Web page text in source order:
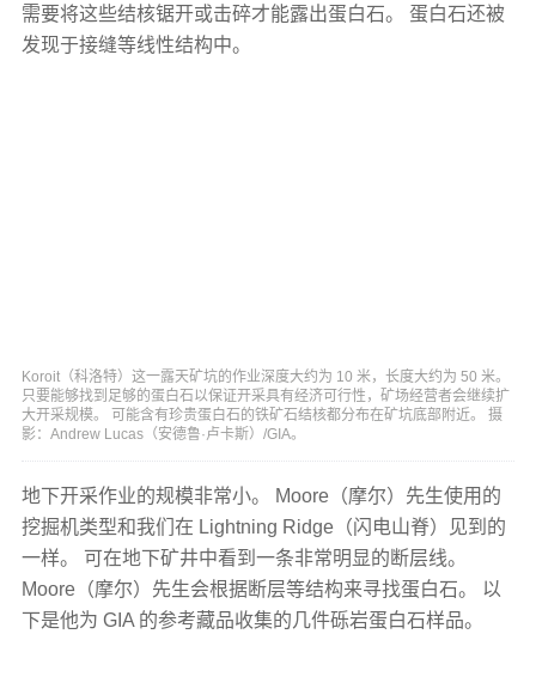
需要将这些结核锯开或击碎才能露出蛋白石。 蛋白石还被
发现于接缝等线性结构中。
Koroit（科洛特）这一露天矿坑的作业深度大约为 10 米，长度大约为 50 米。
只要能够找到足够的蛋白石以保证开采具有经济可行性，矿场经营者会继续扩
大开采规模。 可能含有珍贵蛋白石的铁矿石结核都分布在矿坑底部附近。 摄
影：Andrew Lucas（安德鲁·卢卡斯）/GIA。
地下开采作业的规模非常小。 Moore（摩尔）先生使用的
挖掘机类型和我们在 Lightning Ridge（闪电山脊）见到的
一样。 可在地下矿井中看到一条非常明显的断层线。
Moore（摩尔）先生会根据断层等结构来寻找蛋白石。 以
下是他为 GIA 的参考藏品收集的几件砾岩蛋白石样品。